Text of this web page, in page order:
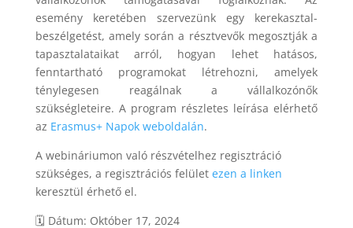
esemény keretében szervezünk egy kerekasztal-
beszélgetést, amely során a résztvevők megosztják a
tapasztalataikat arról, hogyan lehet hatásos,
fenntartható programokat létrehozni, amelyek
ténylegesen reagálnak a vállalkozónők
szükségleteire. A program részletes leírása elérhető
az Erasmus+ Napok weboldalán.
A webináriumon való részvételhez regisztráció
szükséges, a regisztrációs felület ezen a linken
keresztül érhető el.
🗓 Dátum: Október 17, 2024